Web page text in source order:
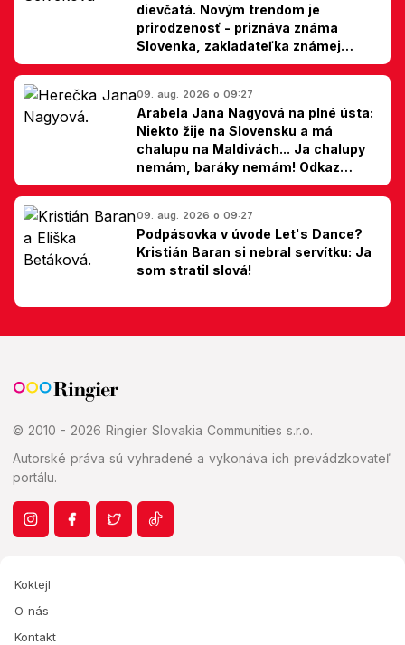
dievčatá. Novým trendom je
prirodzenosť - priznáva známa
Slovenka, zakladateľka známej
kliniky
09. aug. 2026 o 09:27
Arabela Jana Nagyová na plné ústa:
Niekto žije na Slovensku a má
chalupu na Maldivách... Ja chalupy
nemám, baráky nemám! Odkaz
Slovákom
09. aug. 2026 o 09:27
Podpásovka v úvode Let's Dance?
Kristián Baran si nebral servítku: Ja
som stratil slová!
© 2010 - 2026 Ringier Slovakia Communities s.r.o.
Autorské práva sú vyhradené a vykonáva ich prevádzkovateľ
portálu.
Koktejl
O nás
Kontakt